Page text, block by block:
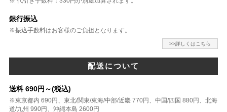
銀行振込
※振込手数料はお客様のご負担となります。
>>詳しくはこちら
配送について
送料 690円～(税込)
※東京都内 690円、東北/関東/東海/中部/近畿 770円、中国/四国 880円、北海
道/九州 990円、沖縄本島 2600円